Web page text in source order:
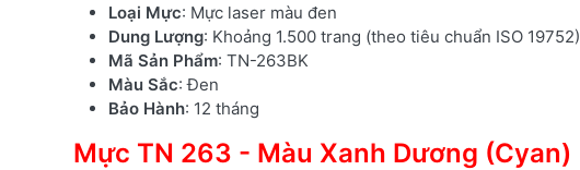
Loại Mực: Mực laser màu đen
Dung Lượng: Khoảng 1.500 trang (theo tiêu chuẩn ISO 19752)
Mã Sản Phẩm: TN-263BK
Màu Sắc: Đen
Bảo Hành: 12 tháng
Mực TN 263 - Màu Xanh Dương (Cyan)